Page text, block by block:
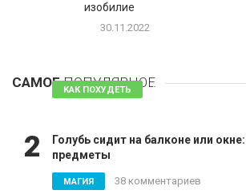
изобилие
30.11.2022
САМОЕПОПУЛЯРНОЕ
КАК ПОХУДЕТЬ 81 комментарий
2
Голубь сидит на балконе или
предметы
МАГИЯ 38 комментариев